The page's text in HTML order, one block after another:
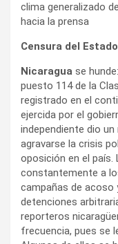
clima generalizado
hacia la prensa
Censura del
Nicaragua se
puesto 114 de la
registrado en el
ejercida por el
independiente dio un
agravarse la crisis
oposición en el
constantemente a
campañas de acoso
detenciones
reporteros
frecuencia, pues se